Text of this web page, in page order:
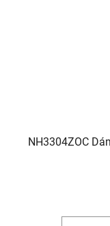
NH3304ZOC